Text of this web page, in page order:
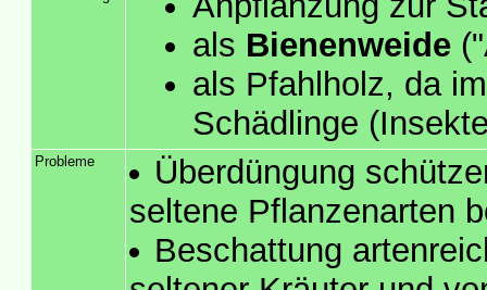
als Bienenweide
als Pfahlholz, da
Schädlinge
Probleme
Überdüngung
seltene Pflanzenarten
Beschattung